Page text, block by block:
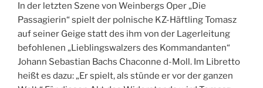
In der letzten Szene von Weinbergs Oper „Die
Passagierin“ spielt der polnische KZ-Häftling Tomasz
auf seiner Geige statt des ihm von der Lagerleitung
befohlenen „Lieblingswalzers des Kommandanten“
Johann Sebastian Bachs Chaconne d-Moll. Im Libretto
heißt es dazu: „Er spielt, als stünde er vor der ganzen